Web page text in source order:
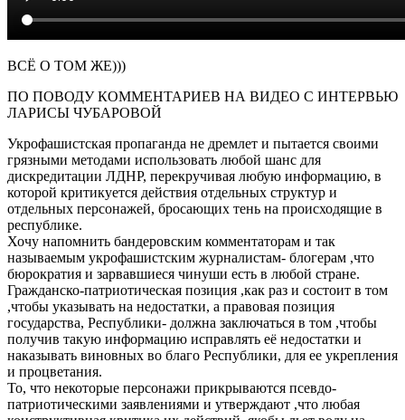
ВСЁ О ТОМ ЖЕ)))
ПО ПОВОДУ КОММЕНТАРИЕВ НА ВИДЕО С ИНТЕРВЬЮ
ЛАРИСЫ ЧУБАРОВОЙ
Укрофашистская пропаганда не дремлет и пытается своими
грязными методами использовать любой шанс для
дискредитации ЛДНР, перекручивая любую информацию, в
которой критикуется действия отдельных структур и
отдельных персонажей, бросающих тень на происходящие в
республике.
Хочу напомнить бандеровским комментаторам и так
называемым укрофашистским журналистам- блогерам ,что
бюрократия и зарвавшиеся чинуши есть в любой стране.
Гражданско-патриотическая позиция ,как раз и состоит в том
,чтобы указывать на недостатки, а правовая позиция
государства, Республики- должна заключаться в том ,чтобы
получив такую информацию исправлять её недостатки и
наказывать виновных во благо Республики, для ее укрепления
и процветания.
То, что некоторые персонажи прикрываются псевдо-
патриотическими заявлениями и утверждают ,что любая